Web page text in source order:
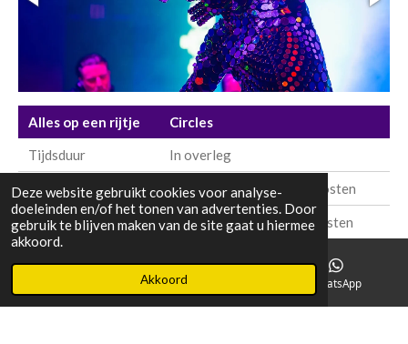
Deze website gebruikt cookies voor analyse-
doeleinden en/of het tonen van advertenties. Door
gebruik te blijven maken van de site gaat u hiermee
akkoord.
Akkoord
Alles op een rijtje
Circles
Tijdsduur
In overleg
Prijs 1 performer €375, - ex 9% btw & reiskosten
Prijs 2 performers € 700- ex 9% btw & reiskosten
Instagram WhatsApp